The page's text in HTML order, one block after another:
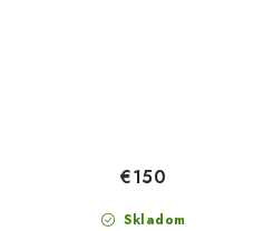
Skladom
€150